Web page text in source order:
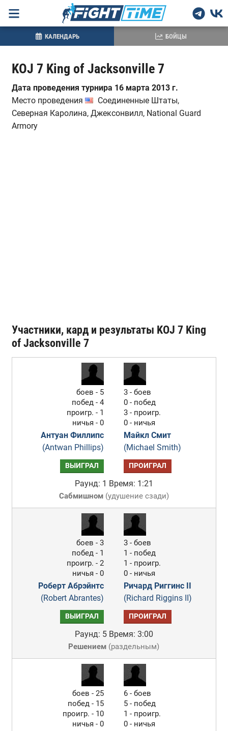
KOJ 7 King of Jacksonville 7
Дата проведения турнира 16 марта 2013 г.
Место проведения
Соединенные Штаты,
Северная Каролина, Джексонвилл, National Guard
Armory
Участники, кард и результаты KOJ 7 King
of Jacksonville 7
боев - 5
побед - 4
проигр. - 1
ничья - 0
Антуан Филлипс
(Antwan Phillips)
3 - боев
0 - побед
3 - проигр.
0 - ничья
Майкл Смит
(Michael Smith)
ВЫИГРАЛ ПРОИГРАЛ
Раунд: 1 Время: 1:21
Сабмишном(удушение сзади)
боев - 3
побед - 1
проигр. - 2
ничья - 0
Роберт Абрэйнтс
(Robert Abrantes)
3 - боев
1 - побед
1 - проигр.
0 - ничья
Ричард Риггинс II
(Richard Riggins II)
ВЫИГРАЛ ПРОИГРАЛ
Раунд: 5 Время: 3:00
Решением (раздельным)
боев - 25
побед - 15
проигр. - 10
ничья - 0
6 - боев
5 - побед
1 - проигр.
0 - ничья
КАЛЕНДАРЬ БОЙЦЫ